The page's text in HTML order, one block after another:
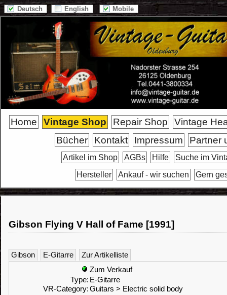
Deutsch English Mobile
Home Vintage Shop Repair Shop
Vintage
Bücher
Kontakt Impressum Partner
Artikel im Shop AGBs Hilfe
Suche im
Hersteller
Ankauf - wir suchen Gern
Gibson Flying V Hall of Fame [1991]
Gibson E-Gitarre
Zur Artikelliste
Zum Verkauf
Type: E-Gitarre
VR-Category:Guitars > Electric solid body